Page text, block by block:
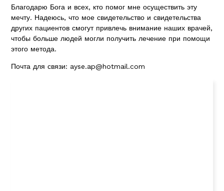
Благодарю Бога и всех, кто помог мне осуществить эту
мечту. Надеюсь, что мое свидетельство и свидетельства
других пациентов смогут привлечь внимание наших врачей,
чтобы больше людей могли получить лечение при помощи
этого метода.
Почта для связи: ayse.ap@hotmail.com